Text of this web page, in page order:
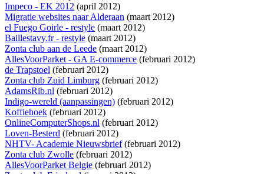
Impeco - EK 2012 (april 2012)
Migratie websites naar Alderaan (maart 2012)
el Fuego Goirle - restyle (maart 2012)
Baillestavy.fr - restyle (maart 2012)
Zonta club aan de Leede (maart 2012)
AllesVoorParket - GA E-commerce (februari 2012)
de Trapstoel (februari 2012)
Zonta club Zuid Limburg (februari 2012)
AdamsRib.nl (februari 2012)
Indigo-wereld (aanpassingen) (februari 2012)
Koffiehoek (februari 2012)
OnlineComputerShops.nl (februari 2012)
Loven-Besterd (februari 2012)
NHTV- Academie Nieuwsbrief(februari 2012)
Zonta club Zwolle (februari 2012)
AllesVoorParket Belgie (februari 2012)